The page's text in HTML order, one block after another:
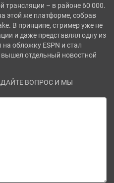
трансляции – в районе 60 000.
этой же платформе, собрав
В принципе, стример уже не
и даже представлял одну из
обложку ESPN и стал
отдельный новостной
ВОПРОС И МЫ